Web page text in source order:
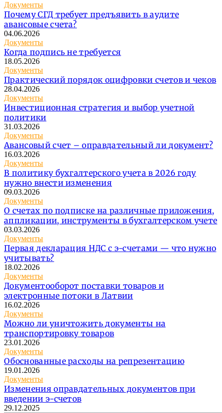
Документы
Почему СГД требует предъявить в аудите
авансовые счета?
04.06.2026
Документы
Когда подпись не требуется
18.05.2026
Документы
Практический порядок оцифровки счетов и чеков
28.04.2026
Документы
Инвестиционная стратегия и выбор учетной
политики
31.03.2026
Документы
Авансовый счет – оправдательный ли документ?
16.03.2026
Документы
В политику бухгалтерского учета в 2026 году
нужно внести изменения
09.03.2026
Документы
О счетах по подписке на различные приложения,
аппликации, инструменты в бухгалтерском учете
03.03.2026
Документы
Первая декларация НДС с э-счетами — что нужно
учитывать?
18.02.2026
Документы
Документооборот поставки товаров и
электронные потоки в Латвии
16.02.2026
Документы
Можно ли уничтожить документы на
транспортировку товаров
23.01.2026
Документы
Обоснованные расходы на репрезентацию
19.01.2026
Документы
Изменения оправдательных документов при
введении э-счетов
29.12.2025